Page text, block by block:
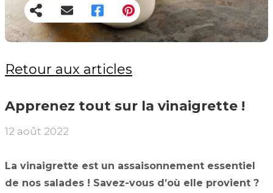
Retour aux articles
Apprenez tout sur la vinaigrette !
12 août 2022
La vinaigrette est un assaisonnement essentiel
de nos salades ! Savez-vous d’où elle provient ?